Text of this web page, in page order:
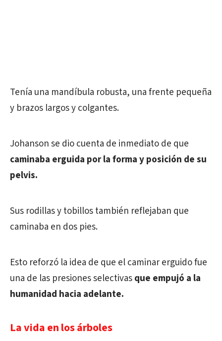
Tenía una mandíbula robusta, una frente pequeña
y brazos largos y colgantes.
Johanson se dio cuenta de inmediato de que
caminaba erguida por la forma y posición de su
pelvis.
Sus rodillas y tobillos también reflejaban que
caminaba en dos pies.
Esto reforzó la idea de que el caminar erguido fue
una de las presiones selectivasque empujó a la
humanidad hacia adelante.
La vida en los árboles